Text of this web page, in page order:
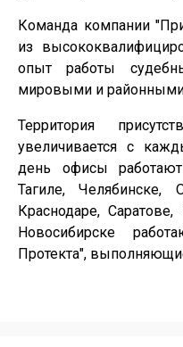
Команда компании
из
опыт работы
мировыми и
Территория
увеличивается с
день офисы
Тагиле,
Краснодаре,
Новосибирске
Протекта",